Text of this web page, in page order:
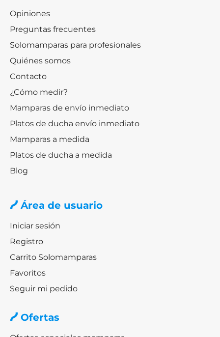
Opiniones
Preguntas frecuentes
Solomamparas para profesionales
Quiénes somos
Contacto
¿Cómo medir?
Mamparas de envío inmediato
Platos de ducha envío inmediato
Mamparas a medida
Platos de ducha a medida
Blog
Área de usuario
Iniciar sesión
Registro
Carrito Solomamparas
Favoritos
Seguir mi pedido
Ofertas